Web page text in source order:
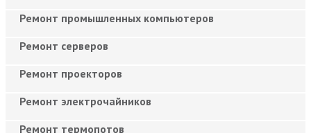
Ремонт промышленных компьютеров
Ремонт серверов
Ремонт проекторов
Ремонт электрочайников
Ремонт термопотов